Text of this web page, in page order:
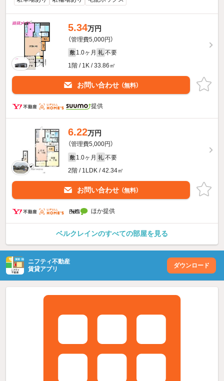
5.34万円
（管理費5,000円）
敷 1.0ヶ月 礼 不要
1階 / 1K / 33.86㎡
お問い合わせ （無料）
提供
6.22万円
（管理費5,000円）
敷 1.0ヶ月 礼 不要
2階 / 1LDK / 42.34㎡
お問い合わせ （無料）
ほか提供
ベルクレインのすべての部屋を見る
ニフティ不動産
賃貸アプリ
ダウンロード